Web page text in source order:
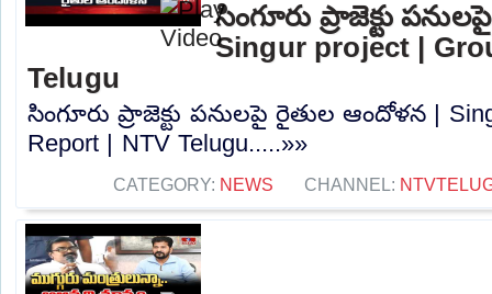
సింగూరు ప్రాజెక్టు
Singur project |
Telugu
సింగూరు ప్రాజెక్టు పనులపై రైతుల ఆందోళన |
Report | NTV Telugu.....»»
CATEGORY: NEWS CHANNEL: